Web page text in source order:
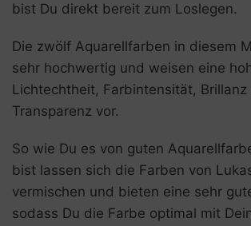
bist Du direkt bereit zum Loslegen.
Die zwölf Aquarellfarben in diesem
sehr hochwertig und weisen eine
Lichtechtheit, Farbintensität, Brillanz
Transparenz vor.
So wie Du es von guten
bist lassen sich die Farben von
vermischen und bieten eine sehr
sodass Du die Farbe optimal mit